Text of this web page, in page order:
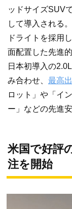
ッドサイズSUV
して導入される
ドライトを採用
面配置した先進
日本初導入の
み合わせ、 最高
ロット」や「イ
ー」などの先進
米国で好評
注を開始